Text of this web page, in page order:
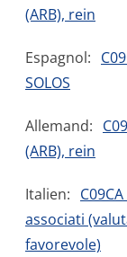
(ARB), rein
Espagnol:
SOLOS
Allemand:
(ARB), rein
Italien:
associati
favorevole)